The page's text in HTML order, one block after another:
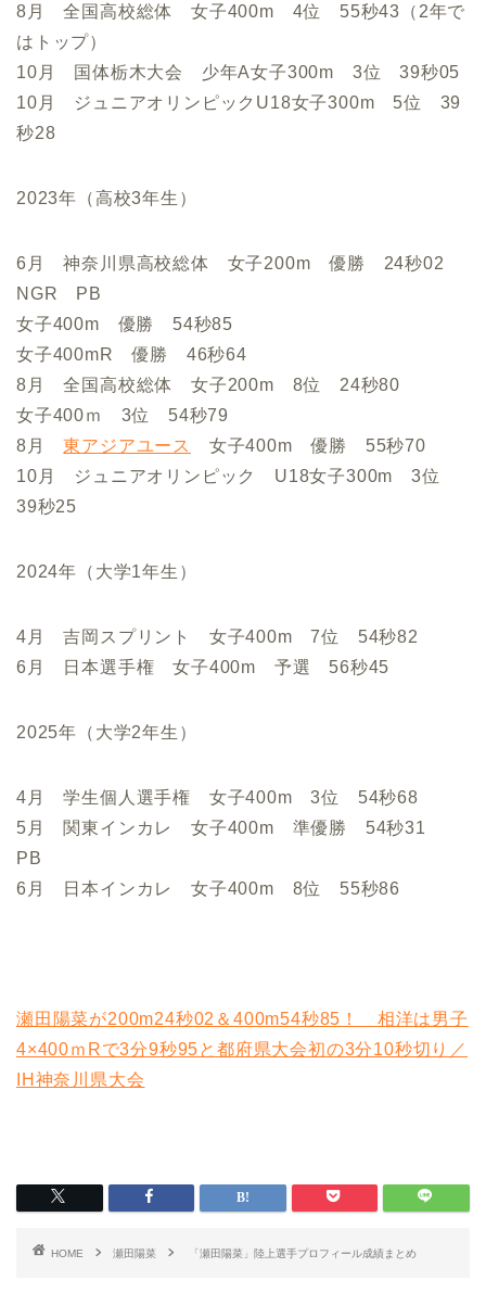
8月 全国高校総体 女子400m 4位 55秒43（2年で
はトップ）
10月 国体栃木大会 少年A女子300m 3位 39秒05
10月 ジュニアオリンピックU18女子300m 5位 39
秒28
2023年（高校3年生）
6月 神奈川県高校総体 女子200m 優勝 24秒02
NGR PB
女子400m 優勝 54秒85
女子400mR 優勝 46秒64
8月 全国高校総体 女子200m 8位 24秒80
女子400ｍ 3位 54秒79
8月東アジアユース
女子400m 優勝 55秒70
10月 ジュニアオリンピック U18女子300m 3位
39秒25
2024年（大学1年生）
4月 吉岡スプリント 女子400m 7位 54秒82
6月 日本選手権 女子400m 予選 56秒45
2025年（大学2年生）
4月 学生個人選手権 女子400m 3位 54秒68
5月 関東インカレ 女子400m 準優勝 54秒31
PB
6月 日本インカレ 女子400m 8位 55秒86
瀬田陽菜が200m24秒02＆400m54秒85！ 相洋は男子
4×400ｍRで3分9秒95と都府県大会初の3分10秒切り／
IH神奈川県大会
HOME 瀬田陽菜 「瀬田陽菜」陸上選手プロフィール成績まとめ